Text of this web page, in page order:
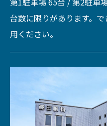
台数に限りがあります。
用ください。